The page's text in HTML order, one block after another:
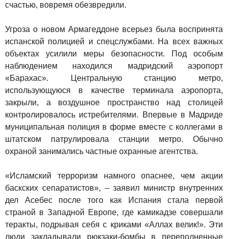
счастью, вовремя обезвредили.
Угроза о новом Армагеддоне всерьез была воспринята
испанской полицией и спецслужбами. На всех важных
объектах усилили меры безопасности. Под особым
наблюдением находился мадридский аэропорт
«Барахас». Центральную станцию метро,
использующуюся в качестве терминала аэропорта,
закрыли, а воздушное пространство над столицей
контролировалось истребителями. Впервые в Мадриде
муниципальная полиция в форме вместе с коллегами в
штатском патрулировала станции метро. Обычно
охраной занимались частные охранные агентства.
«Исламский терроризм намного опаснее, чем акции
баскских сепаратистов», – заявил министр внутренних
дел Асебес после того как Испания стала первой
страной в Западной Европе, где камикадзе совершали
теракты, подрывая себя с криками «Аллах велик!». Эти
люди закладывали рюкзаки-бомбы в переполненные